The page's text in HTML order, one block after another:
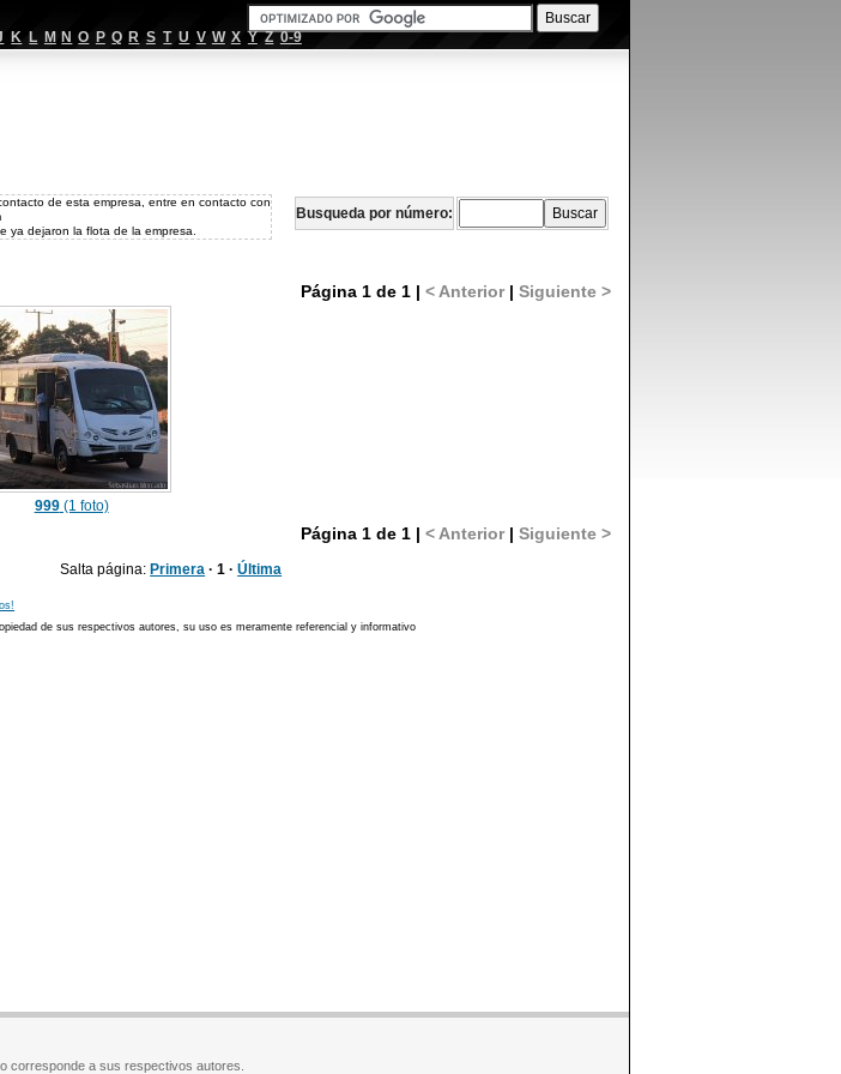
K L M N O P Q R S T U V W X Y Z 0-9
de esta empresa, entre en contacto con
ya dejaron la flota de la empresa.
Busqueda por número:
Página 1 de 1 |< Anterior|Siguiente >
999(1 foto)
Página 1 de 1 |< Anterior|Siguiente >
Salta página: Primera · 1 ·Última
de sus respectivos autores, su uso es meramente referencial y informativo
corresponde a sus respectivos autores.